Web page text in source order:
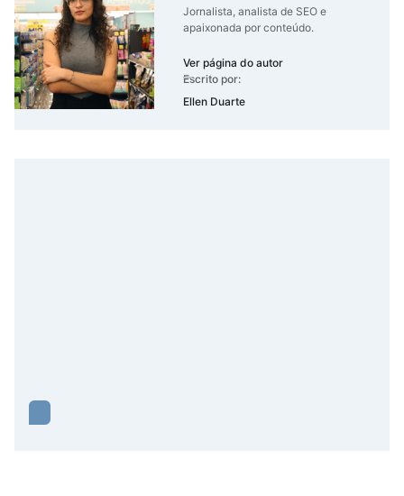
Jornalista, analista de SEO e
apaixonada por conteúdo.
Ver página do autor
Escrito por:
Ellen Duarte